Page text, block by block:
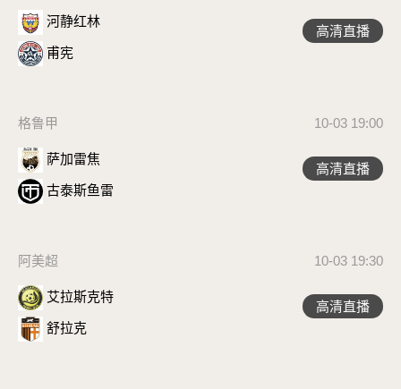
河静红林
甫宪
高清直播
格鲁甲 10-03 19:00
萨加雷焦
古泰斯鱼雷
高清直播
阿美超 10-03 19:30
艾拉斯克特
舒拉克
高清直播